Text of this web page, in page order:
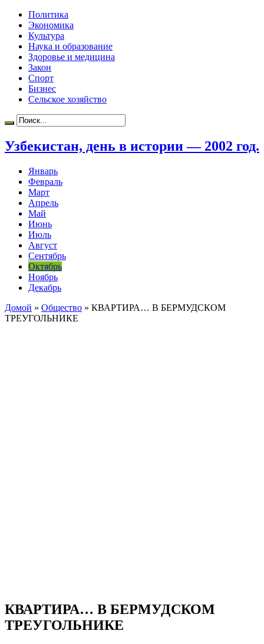
Политика
Экономика
Культура
Наука и образование
Здоровье и медицина
Закон
Спорт
Бизнес
Сельское хозяйство
Узбекистан, день в истории — 2002 год.
Январь
Февраль
Март
Апрель
Май
Июнь
Июль
Август
Сентябрь
Октябрь
Ноябрь
Декабрь
Домой » Общество » КВАРТИРА… В БЕРМУДСКОМ
ТРЕУГОЛЬНИКЕ
КВАРТИРА… В БЕРМУДСКОМ
ТРЕУГОЛЬНИКЕ